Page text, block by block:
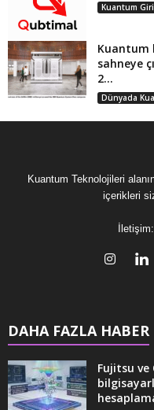
Kuantum
Kuantum
sahneye
2...
Dünyada
Kuantum Teknolojileri
içerikleri
İletişim:
DAHA FAZLA HABER
Fujitsu ve